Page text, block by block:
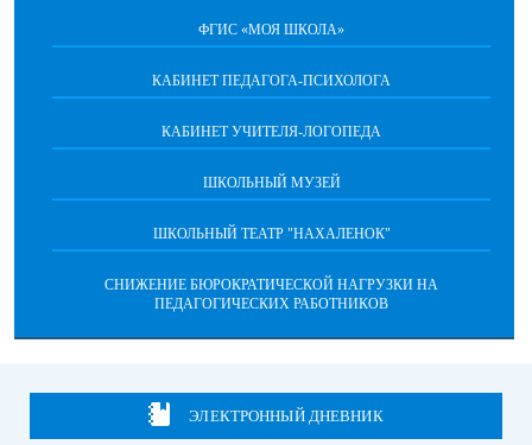
ФГИС «МОЯ ШКОЛА»
КАБИНЕТ ПЕДАГОГА-ПСИХОЛОГА
КАБИНЕТ УЧИТЕЛЯ-ЛОГОПЕДА
ШКОЛЬНЫЙ МУЗЕЙ
ШКОЛЬНЫЙ ТЕАТР "НАХАЛЕНОК"
СНИЖЕНИЕ БЮРОКРАТИЧЕСКОЙ НАГРУЗКИ НА
ПЕДАГОГИЧЕСКИХ РАБОТНИКОВ
ЭЛЕКТРОННЫЙ ДНЕВНИК